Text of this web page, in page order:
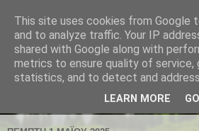
This site uses cookies from Google
and to analyze traffic. Your IP
shared with Google along with
metrics to ensure quality of service,
statistics, and to detect and
LEARN MORE